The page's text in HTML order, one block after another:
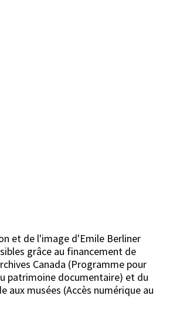
et de l'image d'Emile Berliner
grâce au financement de
Canada (Programme pour
patrimoine documentaire) et du
aux musées (Accès numérique au